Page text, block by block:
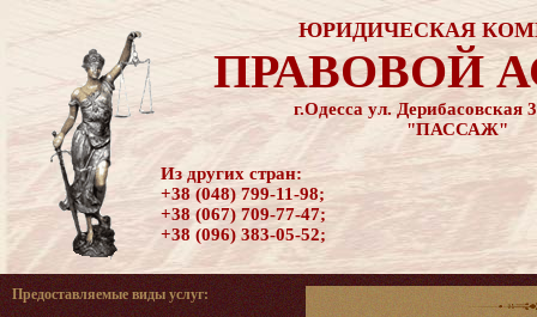
ЮРИДИЧЕСКАЯ
ПРАВОВОЙ
г.Одесса ул. Дерибасовская
"ПАССАЖ"
Из других стран:
+38 (048) 799-11-98;
+38 (067) 709-77-47;
+38 (096) 383-05-52;
Предоставляемые виды услуг: